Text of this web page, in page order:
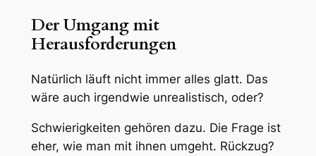
Der Umgang mit
Herausforderungen
Natürlich läuft nicht immer alles glatt. Das
wäre auch irgendwie unrealistisch, oder?
Schwierigkeiten gehören dazu. Die Frage ist
eher, wie man mit ihnen umgeht. Rückzug?